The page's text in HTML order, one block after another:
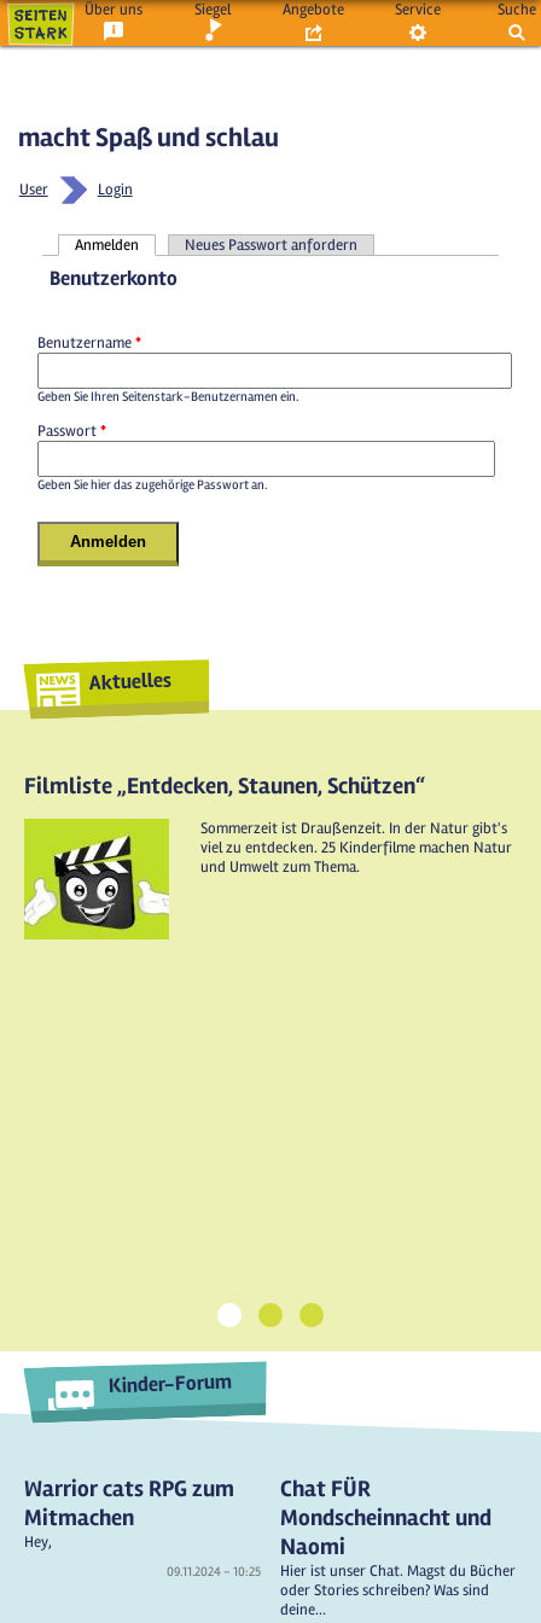
Über uns Siegel Angebote Service Suche
macht Spaß und schlau
User Login
Haupt-Reiter
Anmelden Neues Passwort anfordern
Benutzerkonto
Benutzername*
Geben Sie Ihren Seitenstark-Benutzernamen ein.
Passwort*
Geben Sie hier das zugehörige Passwort an.
Aktuelles
Filmliste „Entdecken, Staunen, Schützen“
Sommerzeit ist Draußenzeit. In der Natur gibt's
viel zu entdecken. 25 Kinderfilme machen Natur
und Umwelt zum Thema.
1 2 3
Kinder-Forum
Warrior cats RPG zum
Mitmachen
Hey,
09.11.2024 - 10:25
Chat FÜR
Mondscheinnacht und
Naomi
Hier ist unser Chat. Magst du Bücher
oder Stories schreiben? Was sind
deine...